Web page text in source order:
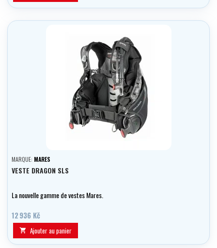
MARQUE: MARES
VESTE DRAGON SLS
La nouvelle gamme de vestes Mares.
12 936 Kč
 Ajouter au panier